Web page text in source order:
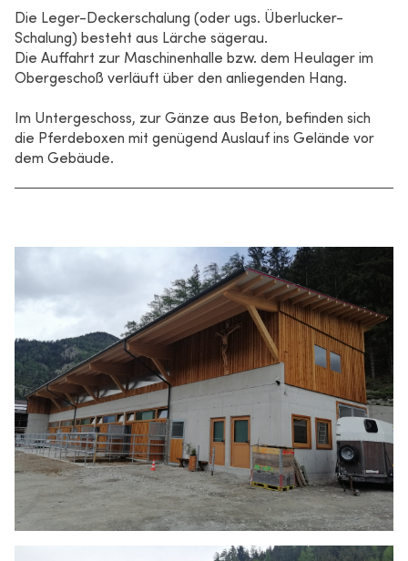
Die Leger-Deckerschalung (oder ugs. Überlucker-
Schalung) besteht aus Lärche sägerau.
Die Auffahrt zur Maschinenhalle bzw. dem Heulager im
Obergeschoß verläuft über den anliegenden Hang.
Im Untergeschoss, zur Gänze aus Beton, befinden sich
die Pferdeboxen mit genügend Auslauf ins Gelände vor
dem Gebäude.